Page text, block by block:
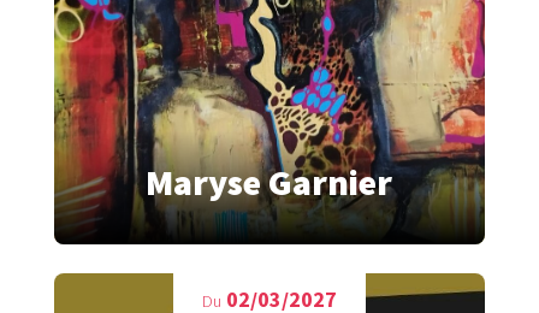
Maryse Garnier
Du 02/03/2027